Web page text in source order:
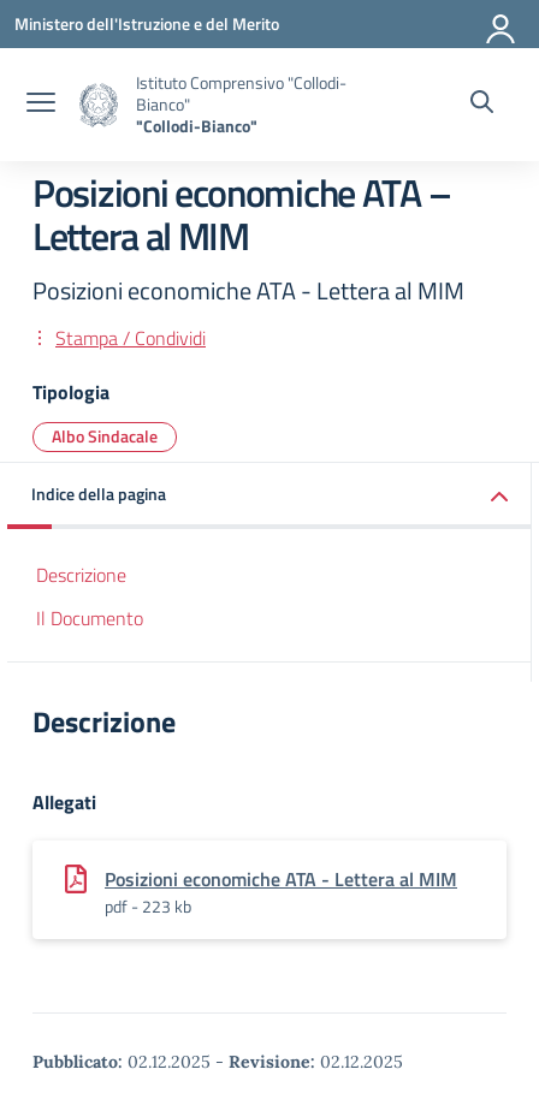
Vai ai contenuti
Vai al menu di navigazione
Vai al footer
Ministero dell'Istruzione e del Merito
Istituto Comprensivo "Collodi-
Bianco"
"Collodi-Bianco"
Posizioni economiche ATA –
Lettera al MIM
Posizioni economiche ATA - Lettera al MIM
Stampa / Condividi
Tipologia
Albo Sindacale
Indice della pagina
Descrizione
Il Documento
Descrizione
Allegati
Posizioni economiche ATA - Lettera al MIM
pdf - 223 kb
Pubblicato: 02.12.2025 - Revisione: 02.12.2025